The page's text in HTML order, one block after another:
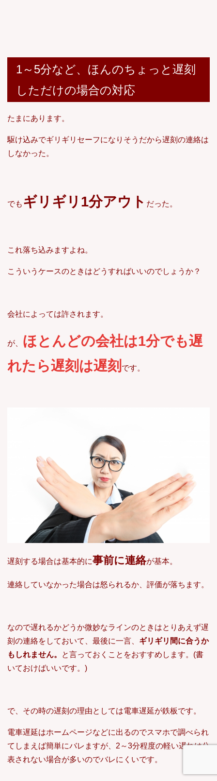
1～5分など、ほんのちょっと遅刻
しただけの場合の対応
たまにあります。
駆け込みでギリギリセーフになりそうだから遅刻の連絡は
しなかった。
でも ギリギリ1分アウト だった。
これ落ち込みますよね。
こういうケースのときはどうすればいいのでしょうか？
会社によっては許されます。
が、 ほとんどの会社は1分でも遅
れたら遅刻は遅刻 です。
遅刻する場合は基本的に事前に連絡が基本。
連絡していなかった場合は怒られるか、評価が落ちます。
なので遅れるかどうか微妙なラインのときはとりあえず遅
刻の連絡をしておいて、最後に一言、 ギリギリ間に合うか
もしれません。
と言っておくことをおすすめします。(書
いておけばいいです。)
で、その時の遅刻の理由としては電車遅延が鉄板です。
電車遅延はホームページなどに出るのでスマホで調べられ
てしまえば簡単にバレますが、2～3分程度の軽い遅れは公
表されない場合が多いのでバレにくいです。